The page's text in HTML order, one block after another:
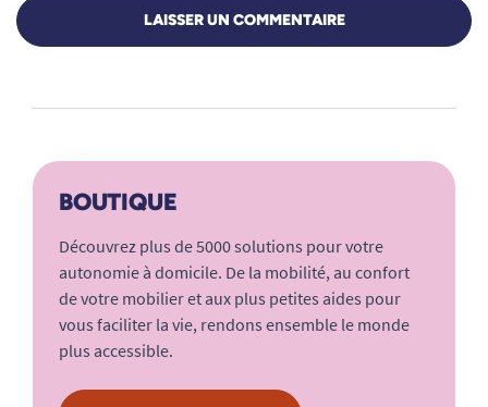
LAISSER UN COMMENTAIRE
BOUTIQUE
Découvrez plus de 5000 solutions pour votre
autonomie à domicile. De la mobilité, au confort
de votre mobilier et aux plus petites aides pour
vous faciliter la vie, rendons ensemble le monde
plus accessible.